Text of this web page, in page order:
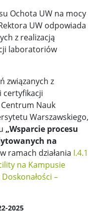
Ochota UW na mocy
UW odpowiada
z realizacją
laboratoriów
związanych z
certyfikacji
Nauk
Warszawskiego,
„Wsparcie procesu
na
w ramach działania I.4.1
na Kampusie
–
2025